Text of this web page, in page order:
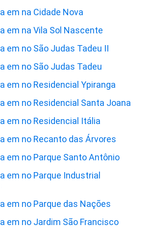
em na Cidade Nova
em na Vila Sol Nascente
em no São Judas Tadeu II
em no São Judas Tadeu
em no Residencial Ypiranga
em no Residencial Santa Joana
em no Residencial Itália
em no Recanto das Árvores
em no Parque Santo Antônio
em no Parque Industrial
em no Parque das Nações
em no Jardim São Francisco